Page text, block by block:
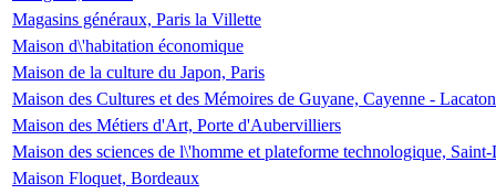
Magasins généraux, Paris la Villette
Maison d\'habitation économique
Maison de la culture du Japon, Paris
Maison des Cultures et des Mémoires de Guyane, Cayenne -
Maison des Métiers d'Art, Porte d'Aubervilliers
Maison des sciences de l\'homme et plateforme technologique,
Maison Floquet, Bordeaux